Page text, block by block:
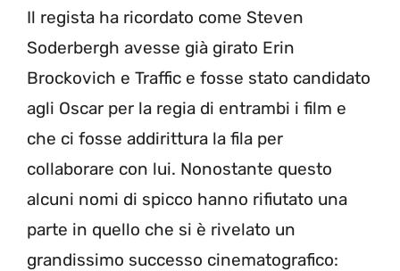
Il regista ha ricordato come Steven
Soderbergh avesse già girato Erin
Brockovich e Traffic e fosse stato candidato
agli Oscar per la regia di entrambi i film e
che ci fosse addirittura la fila per
collaborare con lui. Nonostante questo
alcuni nomi di spicco hanno rifiutato una
parte in quello che si è rivelato un
grandissimo successo cinematografico: